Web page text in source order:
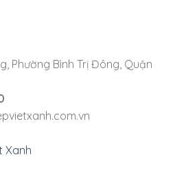
Phường Bình Trị Đông, Quận
Xanh